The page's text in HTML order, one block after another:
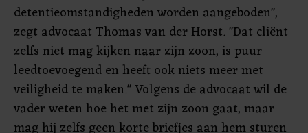
detentieomstandigheden worden aangeboden",
zegt advocaat Thomas van der Horst. "Dat cliënt
zelfs niet mag kijken naar zijn zoon, is puur
leedtoevoegend en heeft ook niets meer met
veiligheid te maken." Volgens de advocaat wil de
vader weten hoe het met zijn zoon gaat, maar
mag hij zelfs geen korte briefjes aan hem sturen